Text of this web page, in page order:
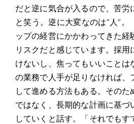
だと逆に気合が入るので、苦労
と笑う。逆に大変なのは“人”
ップの経営にかかわってきた経
リスクだと感じています。採用
けないし、焦ってもいいことは
の業務で人手が足りなければ、
して進める方法もある。その
ではなく、長期的な計画に基づ
していくと話す。「それでもす